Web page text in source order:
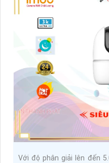
Với độ phân giải lên đến